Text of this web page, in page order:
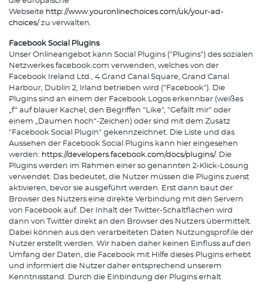
Webseite http://www.youronlinechoices.com/uk/your-ad-
choices/ zu verwalten.
Facebook Social Plugins
Unser Onlineangebot kann Social Plugins ("Plugins") des sozialen
Netzwerkes facebook.com verwenden, welches von der
Facebook Ireland Ltd., 4 Grand Canal Square, Grand Canal
Harbour, Dublin 2, Irland betrieben wird ("Facebook"). Die
Plugins sind an einem der Facebook Logos erkennbar (weißes
„f“ auf blauer Kachel, den Begriffen "Like", "Gefällt mir" oder
einem „Daumen hoch“-Zeichen) oder sind mit dem Zusatz
"Facebook Social Plugin" gekennzeichnet. Die Liste und das
Aussehen der Facebook Social Plugins kann hier eingesehen
werden: https://developers.facebook.com/docs/plugins/. Die
Plugins werden im Rahmen einer so genannten 2-Klick-Lösung
verwendet. Das bedeutet, die Nutzer müssen die Plugins zuerst
aktivieren, bevor sie ausgeführt werden. Erst dann baut der
Browser des Nutzers eine direkte Verbindung mit den Servern
von Facebook auf. Der Inhalt der Twitter-Schaltflächen wird
dann von Twitter direkt an den Browser des Nutzers übermittelt.
Dabei können aus den verarbeiteten Daten Nutzungsprofile der
Nutzer erstellt werden. Wir haben daher keinen Einfluss auf den
Umfang der Daten, die Facebook mit Hilfe dieses Plugins erhebt
und informiert die Nutzer daher entsprechend unserem
Kenntnisstand. Durch die Einbindung der Plugins erhält